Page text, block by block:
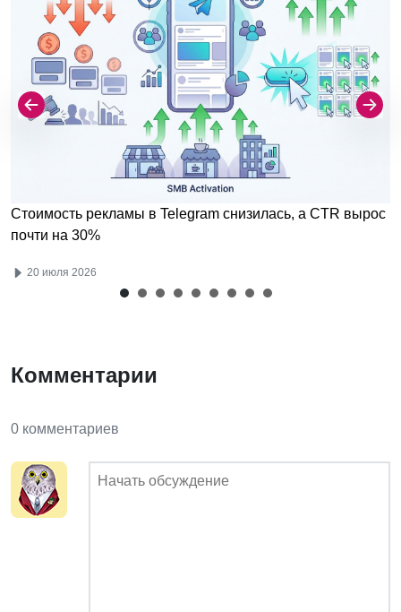
Стоимость рекламы в Telegram снизилась, а CTR вырос
почти на 30%
20 июля 2026
Комментарии
0 комментариев